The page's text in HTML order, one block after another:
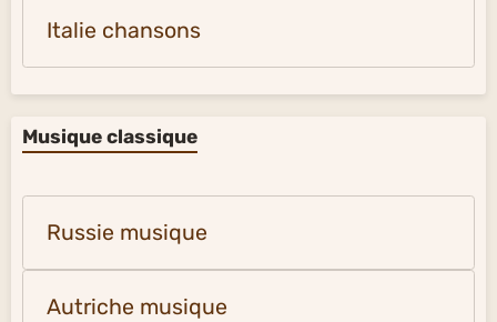
Italie chansons
Musique classique
Russie musique
Autriche musique